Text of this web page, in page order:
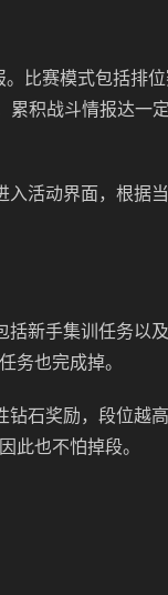
比赛模式包括排
积战斗情报达一
活动界面，根据
新手集训任务以
务也完成掉。
石奖励，段位越
此也不怕掉段。